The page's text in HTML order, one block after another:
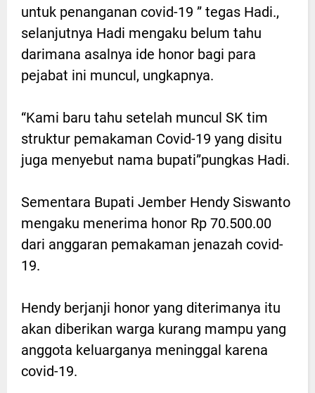
untuk penanganan covid-19 ” tegas Hadi.,
selanjutnya Hadi mengaku belum tahu
darimana asalnya ide honor bagi para
pejabat ini muncul, ungkapnya.
“Kami baru tahu setelah muncul SK tim
struktur pemakaman Covid-19 yang disitu
juga menyebut nama bupati”pungkas Hadi.
Sementara Bupati Jember Hendy Siswanto
mengaku menerima honor Rp 70.500.00
dari anggaran pemakaman jenazah covid-
19.
Hendy berjanji honor yang diterimanya itu
akan diberikan warga kurang mampu yang
anggota keluarganya meninggal karena
covid-19.